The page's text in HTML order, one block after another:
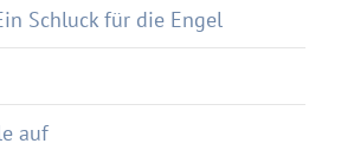
Schluck für die Engel
auf